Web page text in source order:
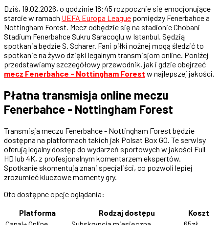
Dziś, 19.02.2026, o godzinie 18:45 rozpocznie się emocjonujące
starcie w ramach UEFA Europa League pomiędzy Fenerbahce a
Nottingham Forest. Mecz odbędzie się na stadionie Chobani
Stadium Fenerbahce Sukru Saracoglu w Istanbul. Sędzią
spotkania będzie S. Scharer. Fani piłki nożnej mogą śledzić to
spotkanie na żywo dzięki legalnym transmisjom online. Poniżej
przedstawiamy szczegółowy przewodnik, jak i gdzie obejrzeć
mecz Fenerbahce - Nottingham Forest w najlepszej jakości.
Płatna transmisja online meczu
Fenerbahce - Nottingham Forest
Transmisja meczu Fenerbahce - Nottingham Forest będzie
dostępna na platformach takich jak Polsat Box GO. Te serwisy
oferują legalny dostęp do wydarzeń sportowych w jakości Full
HD lub 4K, z profesjonalnym komentarzem ekspertów.
Spotkanie skomentują znani specjaliści, co pozwoli lepiej
zrozumieć kluczowe momenty gry.
Oto dostępne opcje oglądania:
Platforma
Rodzaj dostępu
Koszt